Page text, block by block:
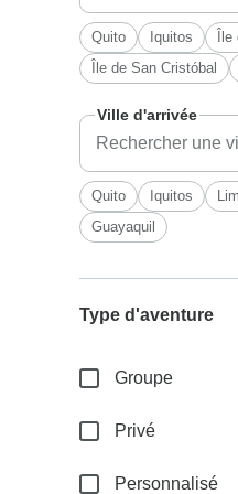
Quito Iquitos
Île de San Cristóbal
Ville d'arrivée
Quito Iquitos
Guayaquil
Type d'aventure
Groupe
Privé
Personnalisé